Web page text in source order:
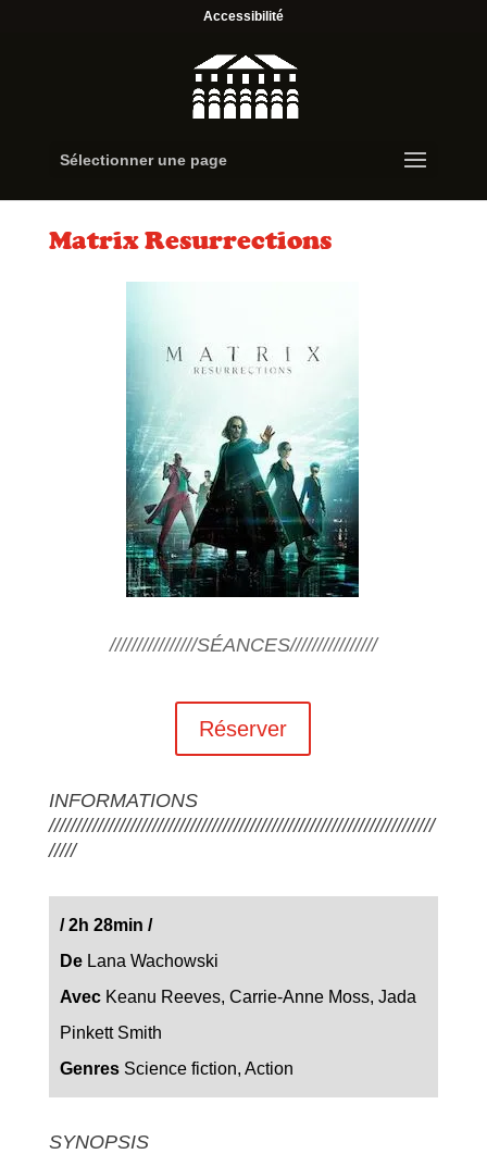
Accessibilité
Sélectionner une page
Matrix Resurrections
////////////////SÉANCES////////////////
Réserver
INFORMATIONS
///////////////////////////////////////////////////////////////////////
/////
/2h 28min /
DeLana Wachowski
AvecKeanu Reeves, Carrie-Anne Moss, Jada
Pinkett Smith
GenresScience fiction, Action
SYNOPSIS